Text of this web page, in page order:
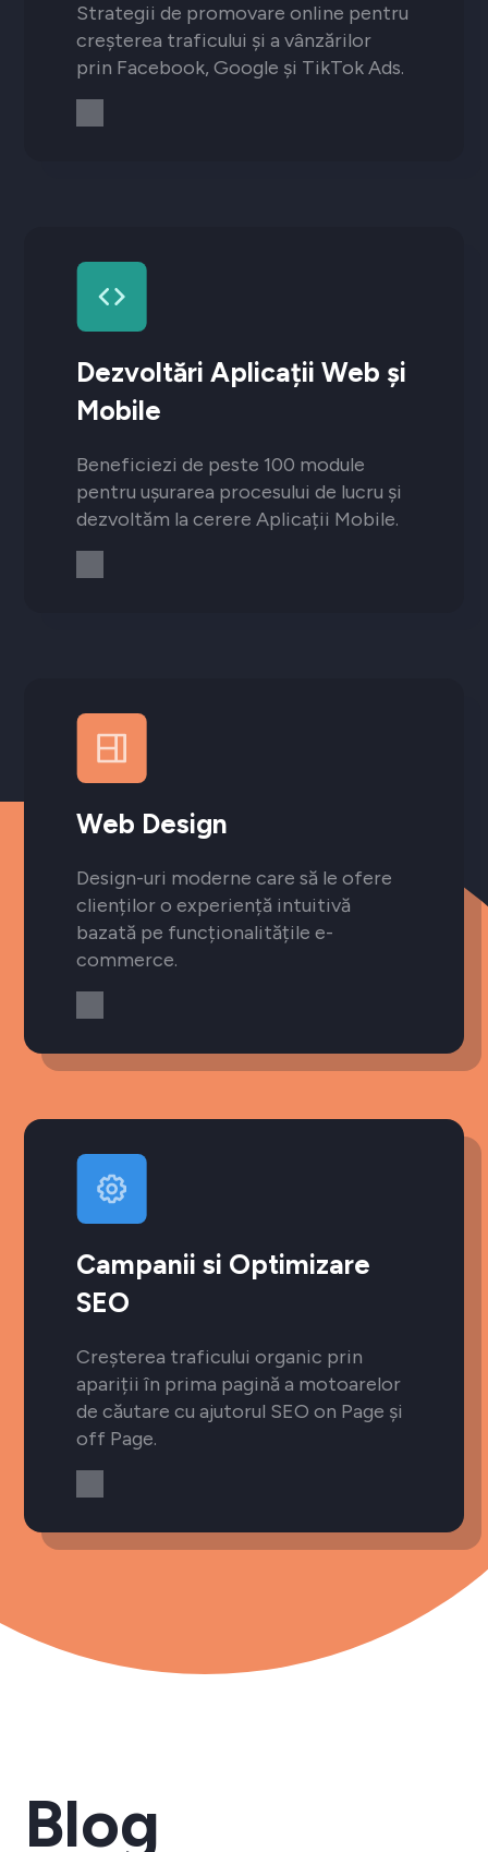
Strategii de promovare online pentru
creșterea traficului și a vânzărilor
prin Facebook, Google și TikTok Ads.
Dezvoltări Aplicații Web și
Mobile
Beneficiezi de peste 100 module
pentru ușurarea procesului de lucru și
dezvoltăm la cerere Aplicații Mobile.
Web Design
Design-uri moderne care să le ofere
clienților o experiență intuitivă
bazată pe funcționalitățile e-
commerce.
Campanii si Optimizare
SEO
Creșterea traficului organic prin
apariții în prima pagină a motoarelor
de căutare cu ajutorul SEO on Page și
off Page.
Blog